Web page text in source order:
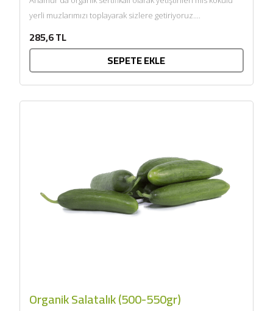
yerli muzlarımızı toplayarak sizlere getiriyoruz....
285,6 TL
SEPETE EKLE
Organik Salatalık (500-550gr)